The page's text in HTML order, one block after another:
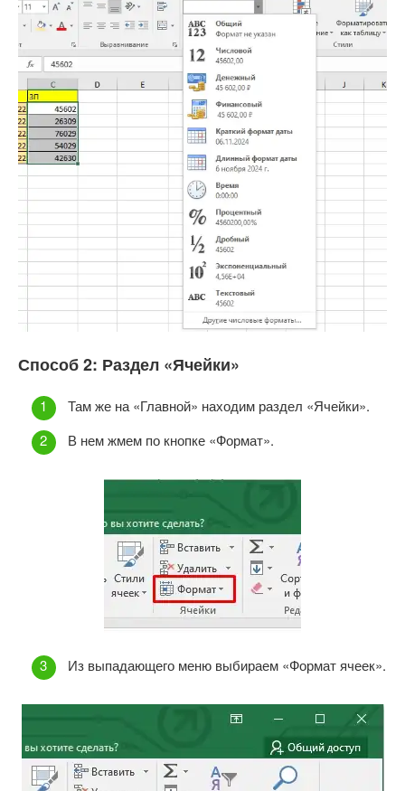
Способ 2: Раздел «Ячейки»
Там же на «Главной» находим раздел «Ячейки».
В нем жмем по кнопке «Формат».
Из выпадающего меню выбираем «Формат ячеек».